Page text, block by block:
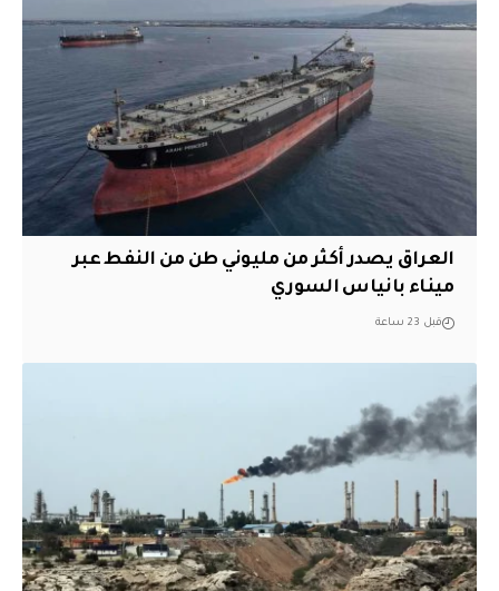
العراق يصدر أكثر من مليوني طن من النفط عبر
ميناء بانياس السوري
قبل 23 ساعة